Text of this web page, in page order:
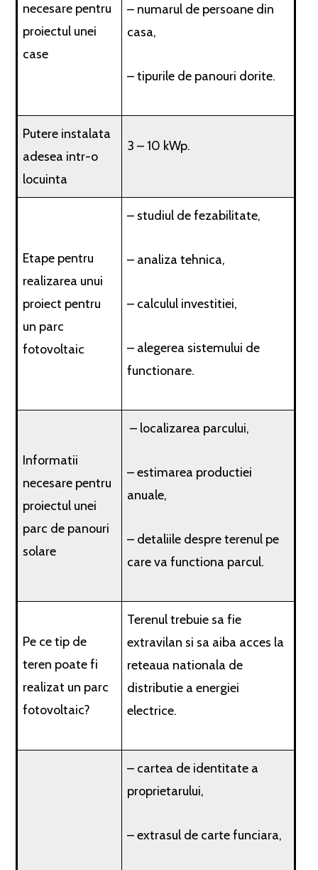
necesare pentru
proiectul unei
case
– numarul de persoane din
casa,
– tipurile de panouri dorite.
Putere instalata
adesea intr-o
locuinta
3 – 10 kWp.
Etape pentru
realizarea unui
proiect pentru
un parc
fotovoltaic
– studiul de fezabilitate,
– analiza tehnica,
– calculul investitiei,
– alegerea sistemului de
functionare.
Informatii
necesare pentru
proiectul unei
parc de panouri
solare
– localizarea parcului,
– estimarea productiei
anuale,
– detaliile despre terenul pe
care va functiona parcul.
Pe ce tip de
teren poate fi
realizat un parc
fotovoltaic?
Terenul trebuie sa fie
extravilan si sa aiba acces la
reteaua nationala de
distributie a energiei
electrice.
– cartea de identitate a
proprietarului,
– extrasul de carte funciara,